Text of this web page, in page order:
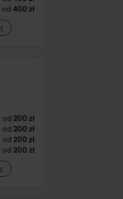
od 400 zł
od 200 zł
od 200 zł
od 200 zł
od 200 zł